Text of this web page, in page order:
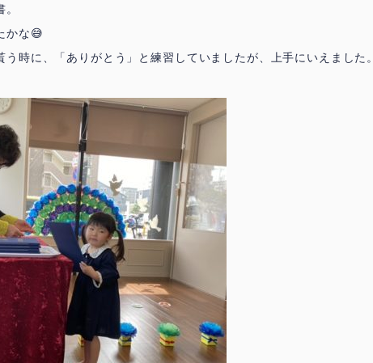
かな😅
う時に、「ありがとう」と練習していましたが、上手にいえました。